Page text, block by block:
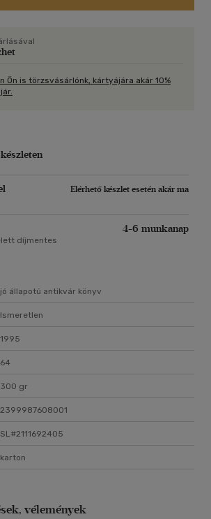
Ön is törzsvásárlónk, kártyájára akár 10%
Elérhető készlet esetén akár ma
4-6 munkanap
díjmentes
jó állapotú antikvár könyv
Ismeretlen
1995
64
300 gr
2399987608001
SL#2111692405
karton
vélemények